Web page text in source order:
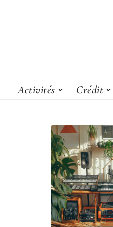
Activités Crédit